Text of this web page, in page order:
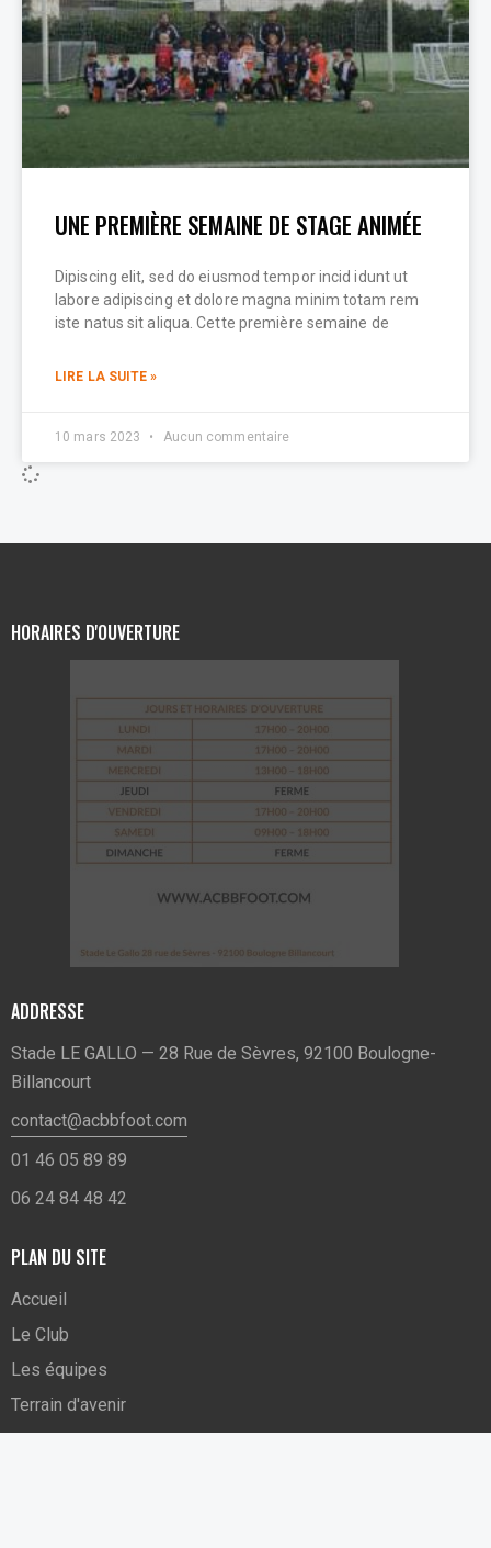
UNE PREMIÈRE SEMAINE DE STAGE ANIMÉE
Dipiscing elit, sed do eiusmod tempor incid idunt ut
labore adipiscing et dolore magna minim totam rem
iste natus sit aliqua. Cette première semaine de
LIRE LA SUITE »
10 mars 2023 Aucun commentaire
HORAIRES D'OUVERTURE
ADDRESSE
Stade LE GALLO — 28 Rue de Sèvres, 92100 Boulogne-
Billancourt
contact@acbbfoot.com
01 46 05 89 89
06 24 84 48 42
PLAN DU SITE
Accueil
Le Club
Les équipes
Terrain d'avenir
Sitemap